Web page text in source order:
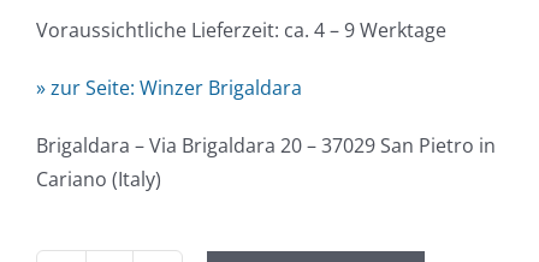
Voraussichtliche Lieferzeit: ca. 4 – 9 Werktage
» zur Seite: Winzer Brigaldara
Brigaldara – Via Brigaldara 20 – 37029 San Pietro in
Cariano (Italy)